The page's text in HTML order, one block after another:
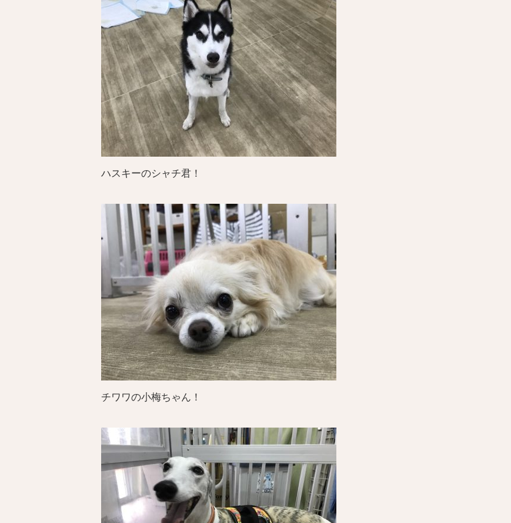
ハスキーのシャチ君！
チワワの小梅ちゃん！